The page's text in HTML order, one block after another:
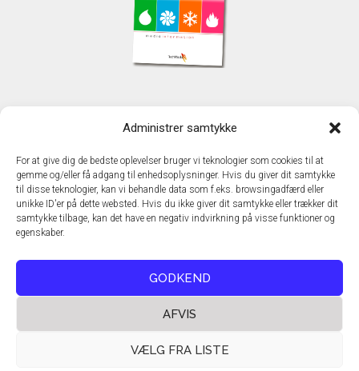
Administrer samtykke
For at give dig de bedste oplevelser bruger vi teknologier som cookies til at
gemme og/eller få adgang til enhedsoplysninger. Hvis du giver dit samtykke
til disse teknologier, kan vi behandle data som f.eks. browsingadfærd eller
unikke ID'er på dette websted. Hvis du ikke giver dit samtykke eller trækker dit
samtykke tilbage, kan det have en negativ indvirkning på visse funktioner og
egenskaber.
GODKEND
AFVIS
VÆLG FRA LISTE
TechMedia A/S
DK - 2600 Glostrup
www.techmedia.dk
Telefon: +45 43 24 26 28
E-mail:info@techmedia.dk